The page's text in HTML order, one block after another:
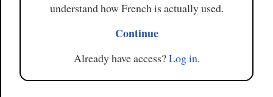
understand how French is actually used.
Continue
Already have access?Log in.